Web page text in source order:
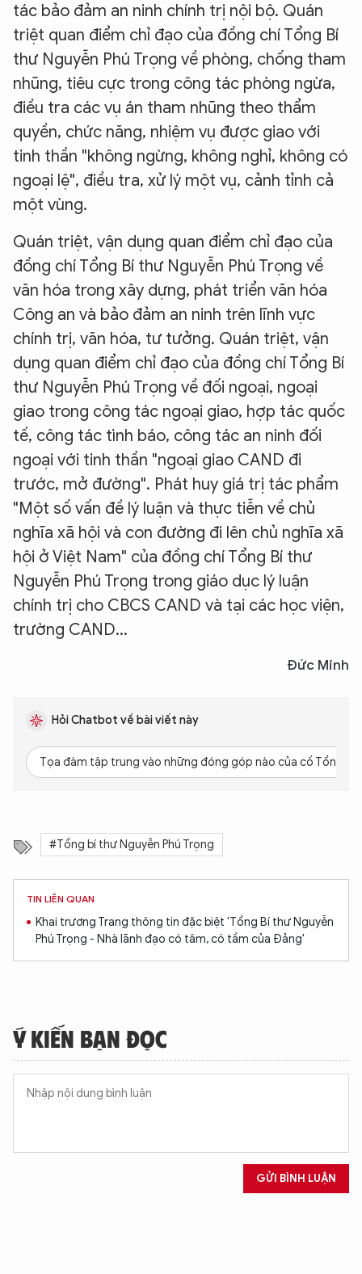
tác bảo đảm an ninh chính trị nội bộ. Quán
triệt quan điểm chỉ đạo của đồng chí Tổng Bí
thư Nguyễn Phú Trọng về phòng, chống tham
nhũng, tiêu cực trong công tác phòng ngừa,
điều tra các vụ án tham nhũng theo thẩm
quyền, chức năng, nhiệm vụ được giao với
tinh thần "không ngừng, không nghỉ, không có
ngoại lệ", điều tra, xử lý một vụ, cảnh tỉnh cả
một vùng.
Quán triệt, vận dụng quan điểm chỉ đạo của
đồng chí Tổng Bí thư Nguyễn Phú Trọng về
văn hóa trong xây dựng, phát triển văn hóa
Công an và bảo đảm an ninh trên lĩnh vực
chính trị, văn hóa, tư tưởng. Quán triệt, vận
dụng quan điểm chỉ đạo của đồng chí Tổng Bí
thư Nguyễn Phú Trọng về đối ngoại, ngoại
giao trong công tác ngoại giao, hợp tác quốc
tế, công tác tình báo, công tác an ninh đối
ngoại với tinh thần "ngoại giao CAND đi
trước, mở đường". Phát huy giá trị tác phẩm
"Một số vấn đề lý luận và thực tiễn về chủ
nghĩa xã hội và con đường đi lên chủ nghĩa xã
hội ở Việt Nam" của đồng chí Tổng Bí thư
Nguyễn Phú Trọng trong giáo dục lý luận
chính trị cho CBCS CAND và tại các học viện,
trường CAND...
Đức Minh
Hỏi Chatbot về bài viết này
Tọa đàm tập trung vào những đóng góp nào của cố Tổng Bí
#Tổng bí thư Nguyễn Phú Trọng
TIN LIÊN QUAN
Khai trương Trang thông tin đặc biệt 'Tổng Bí thư Nguyễn
Phú Trọng - Nhà lãnh đạo có tâm, có tầm của Đảng'
Ý KIẾN BẠN ĐỌC
GỬI BÌNH LUẬN